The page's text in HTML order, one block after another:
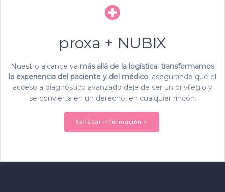
proxa + NUBIX
Nuestro alcance va más allá de la logística: transformamos
la experiencia del paciente y del médico, asegurando que el
acceso a diagnóstico avanzado deje de ser un privilegio y
se convierta en un derecho, en cualquier rincón.
Solicitar información >